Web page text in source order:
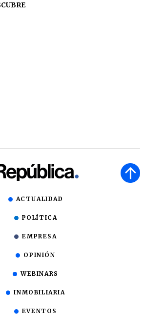
ACTUALIDAD
POLÍTICA
EMPRESA
OPINIÓN
WEBINARS
INMOBILIARIA
EVENTOS